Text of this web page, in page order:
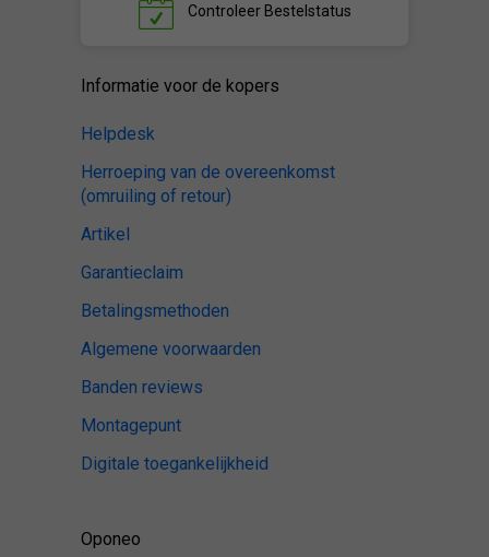
ControleerBestelstatus
Informatie voor de kopers
Helpdesk
Herroeping van de overeenkomst
(omruiling of retour)
Artikel
Garantieclaim
Betalingsmethoden
Algemene voorwaarden
Banden reviews
Montagepunt
Digitale toegankelijkheid
Oponeo